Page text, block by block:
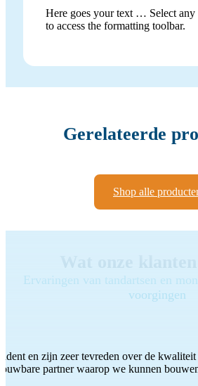
Here goes your text … Select
to access the formatting toolbar.
Gerelateerde
Shop alle
Ervaringen van tandartsen en
voorgingen
en zijn zeer tevreden over de
partner waarop we kunnen